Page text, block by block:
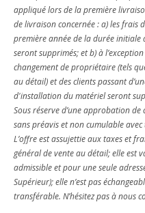
appliqué lors de la première
de livraison concernée : a) les frais
première année de la durée
seront supprimés; et b) à
changement de propriétaire (tels
au détail) et des clients passant
d'installation du matériel seront
Sous réserve d’une approbation
sans préavis et non cumulable
L’offre est assujettie aux taxes et
général de vente au détail; elle est
admissible et pour une seule
Supérieur); elle n’est pas
transférable. N’hésitez pas à nous